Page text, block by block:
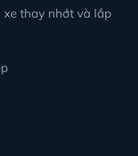
xe thay nhớt và lắp